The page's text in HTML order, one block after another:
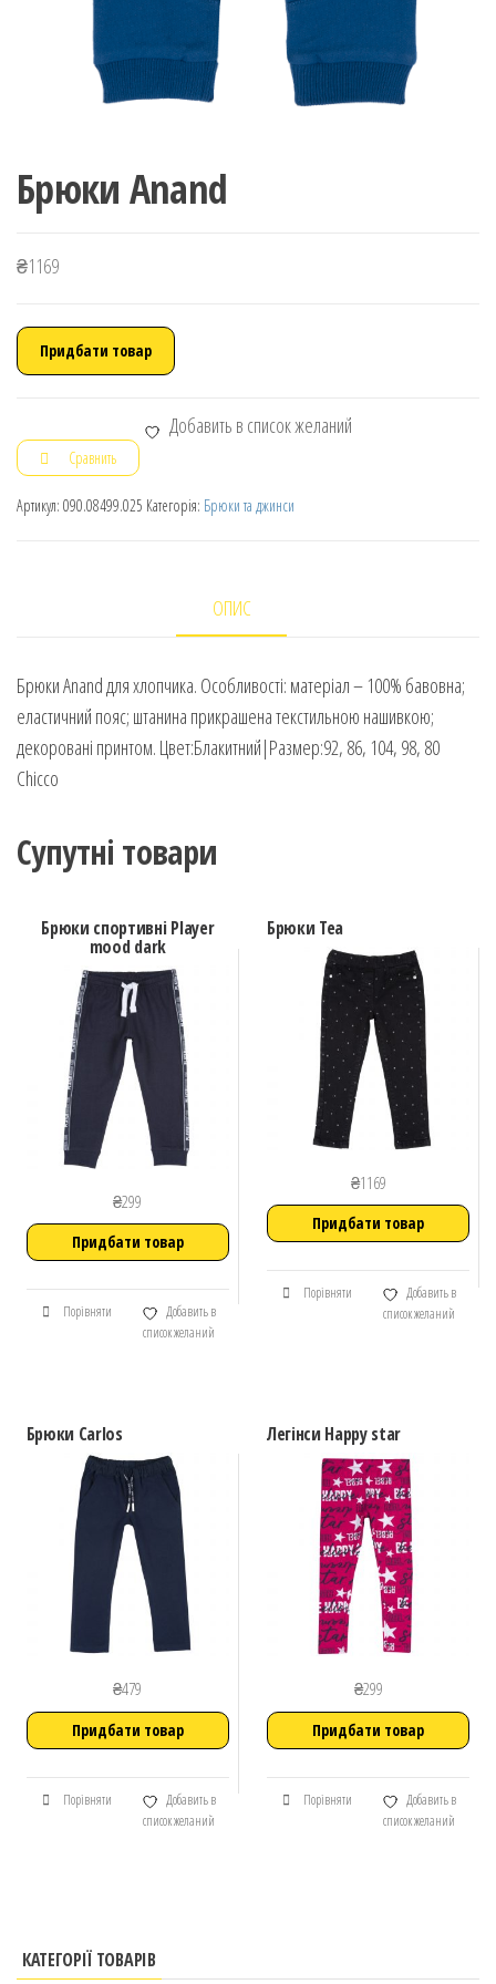
Брюки Anand
₴1169
Придбати товар
Добавить в список желаний
Сравнить
Артикул: 090.08499.025 Категорія: Брюки та джинси
ОПИС
Брюки Anand для хлопчика. Особливості: матеріал – 100% бавовна;
еластичний пояс; штанина прикрашена текстильною нашивкою;
декоровані принтом. Цвет:Блакитний|Размер:92, 86, 104, 98, 80
Chicco
Супутні товари
Брюки спортивні Player
mood dark
₴299
Придбати товар
Порівняти
Добавить в
список желаний
Брюки Tea
₴1169
Придбати товар
Порівняти
Добавить в
список желаний
Брюки Carlos
₴479
Придбати товар
Порівняти
Добавить в
список желаний
Легінси Happy star
₴299
Придбати товар
Порівняти
Добавить в
список желаний
КАТЕГОРІЇ ТОВАРІВ